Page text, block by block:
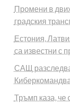
Промени в
градския
Естония,
са известни с
САЩ
Тръмп каза, че